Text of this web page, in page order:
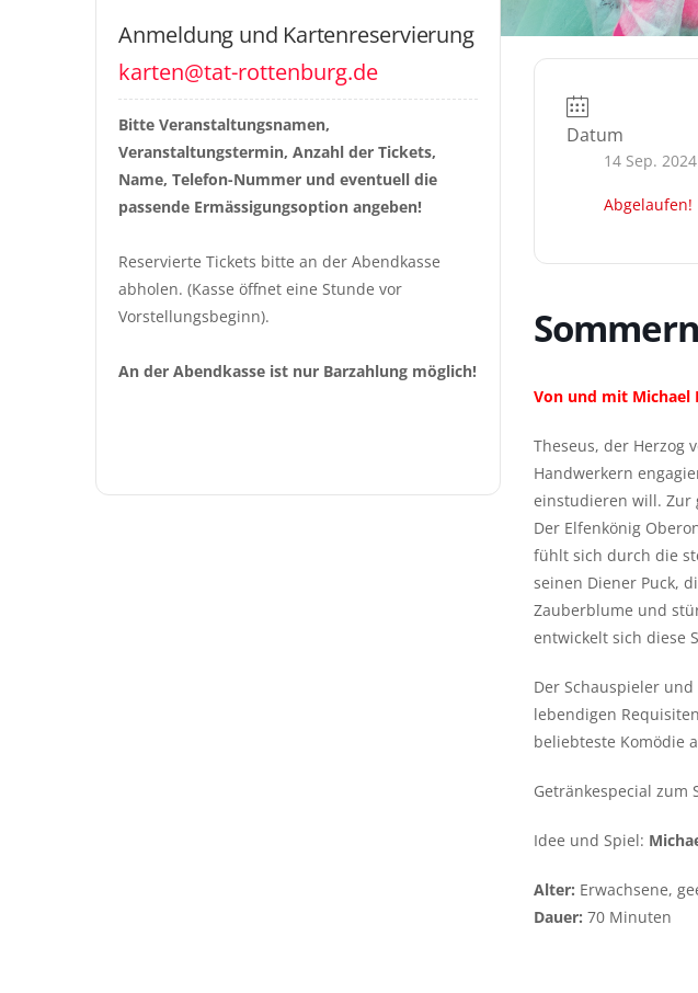
Anmeldung und Kartenreservierung
karten@tat-rottenburg.de
Bitte Veranstaltungsnamen,
Veranstaltungstermin, Anzahl der Tickets,
Name, Telefon-Nummer und eventuell die
passende Ermässigungsoption angeben!
Reservierte Tickets bitte an der Abendkasse
abholen. (Kasse öffnet eine Stunde vor
Vorstellungsbeginn).
An der Abendkasse ist nur Barzahlung möglich!
Datum
14 Sep. 2024
Abgelaufen!
Von und mit Michael
Theseus, der Herzog
Handwerkern
einstudieren will. Zur
Der Elfenkönig
fühlt sich durch die
seinen Diener Puck,
Zauberblume und
entwickelt sich diese
Der Schauspieler
lebendigen
beliebteste Komödie
Getränkespecial zum
Idee und Spiel:
Alter: Erwachsene,
Dauer: 70 Minuten